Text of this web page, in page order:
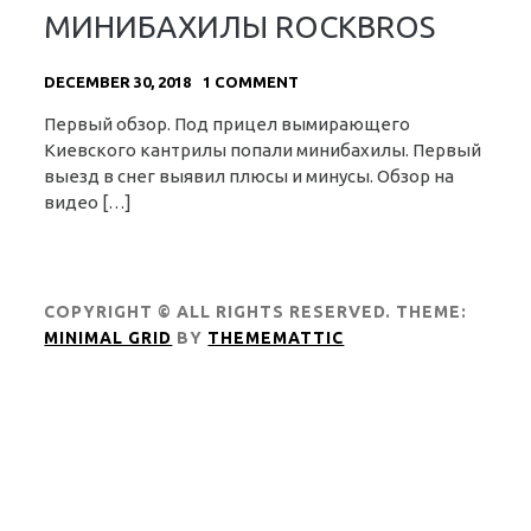
МИНИБАХИЛЫ ROCKBROS
DECEMBER 30, 2018 1 COMMENT
Первый обзор. Под прицел вымирающего
Киевского кантрилы попали минибахилы. Первый
выезд в снег выявил плюсы и минусы. Обзор на
видео […]
COPYRIGHT © ALL RIGHTS RESERVED. THEME:
MINIMAL GRID BY THEMEMATTIC